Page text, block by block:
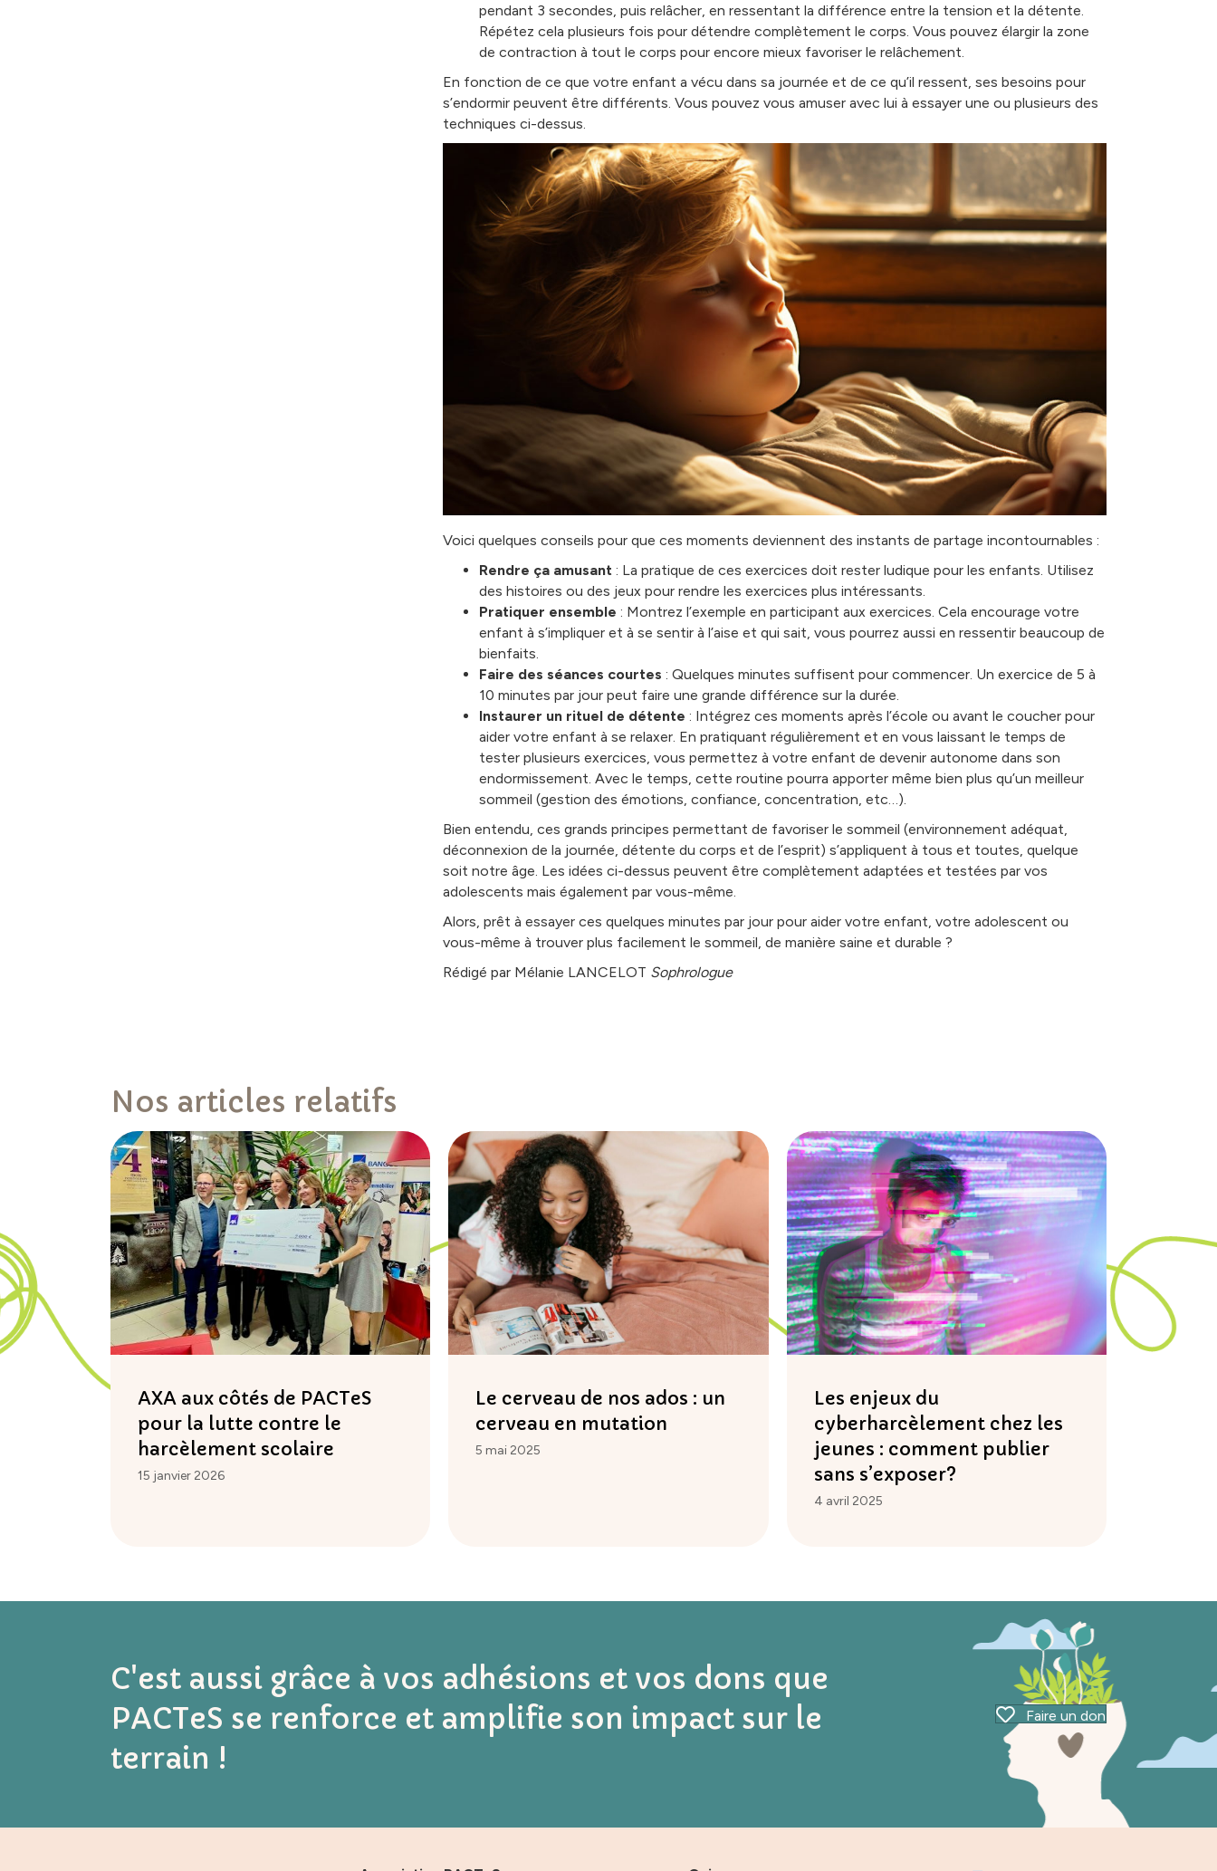
pendant 3 secondes, puis relâcher, en ressentant la différence entre la tension et la détente.
Répétez cela plusieurs fois pour détendre complètement le corps. Vous pouvez élargir la zone
de contraction à tout le corps pour encore mieux favoriser le relâchement.
En fonction de ce que votre enfant a vécu dans sa journée et de ce qu’il ressent, ses besoins pour
s’endormir peuvent être différents. Vous pouvez vous amuser avec lui à essayer une ou plusieurs des
techniques ci-dessus.
Voici quelques conseils pour que ces moments deviennent des instants de partage incontournables :
Rendre ça amusant: La pratique de ces exercices doit rester ludique pour les enfants. Utilisez
des histoires ou des jeux pour rendre les exercices plus intéressants.
Pratiquer ensemble : Montrez l’exemple en participant aux exercices. Cela encourage votre
enfant à s’impliquer et à se sentir à l’aise et qui sait, vous pourrez aussi en ressentir beaucoup de
bienfaits.
Faire des séances courtes : Quelques minutes suffisent pour commencer. Un exercice de 5 à
10 minutes par jour peut faire une grande différence sur la durée.
Instaurer un rituel de détente : Intégrez ces moments après l’école ou avant le coucher pour
aider votre enfant à se relaxer. En pratiquant régulièrement et en vous laissant le temps de
tester plusieurs exercices, vous permettez à votre enfant de devenir autonome dans son
endormissement. Avec le temps, cette routine pourra apporter même bien plus qu’un meilleur
sommeil (gestion des émotions, confiance, concentration, etc…).
Bien entendu, ces grands principes permettant de favoriser le sommeil (environnement adéquat,
déconnexion de la journée, détente du corps et de l’esprit) s’appliquent à tous et toutes, quelque
soit notre âge. Les idées ci-dessus peuvent être complètement adaptées et testées par vos
adolescents mais également par vous-même.
Alors, prêt à essayer ces quelques minutes par jour pour aider votre enfant, votre adolescent ou
vous-même à trouver plus facilement le sommeil, de manière saine et durable ?
Rédigé par Mélanie LANCELOT Sophrologue
Nos articles relatifs
AXA aux côtés de PACTeS
pour la lutte contre le
harcèlement scolaire
15 janvier 2026
Le cerveau de nos ados : un
cerveau en mutation
5 mai 2025
Les enjeux du
cyberharcèlement chez les
jeunes : comment publier
sans s’exposer?
4 avril 2025
C'est aussi grâce à vos adhésions et vos dons que
PACTeS se renforce et amplifie son impact sur le
terrain !
Faire un don